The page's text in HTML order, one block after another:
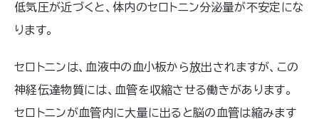
低気圧が近づくと、体内のセロトニン分泌量が不安定にな
ります。
セロトニンは、血液中の血小板から放出されますが、この
神経伝達物質には、血管を収縮させる働きがあります。
セロトニンが血管内に大量に出ると脳の血管は縮みます